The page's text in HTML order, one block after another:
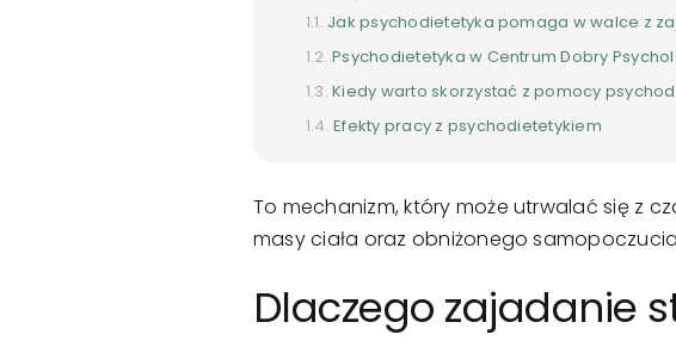
Jak psychodietetyka pomaga w walce z
Psychodietetyka w Centrum Dobry
Kiedy warto skorzystać z pomocy
Efekty pracy z psychodietetykiem
To mechanizm, który może utrwalać się z
masy ciała oraz obniżonego
Dlaczego zajadanie